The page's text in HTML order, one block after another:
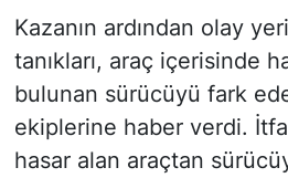
Kazanın ardından olay
tanıkları, araç içerisinde
bulunan sürücüyü fark
ekiplerine haber verdi.
hasar alan araçtan